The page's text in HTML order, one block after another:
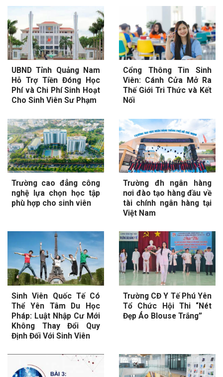
UBND Tỉnh Quảng Nam
Hỗ Trợ Tiền Đóng Học
Phí và Chi Phí Sinh Hoạt
Cho Sinh Viên Sư Phạm
Cổng Thông Tin Sinh
Viên: Cánh Cửa Mở Ra
Thế Giới Tri Thức và Kết
Nối
Trường cao đẳng công
nghệ lựa chọn học tập
phù hợp cho sinh viên
Trường đh ngân hàng
nơi đào tạo hàng đầu về
tài chính ngân hàng tại
Việt Nam
Sinh Viên Quốc Tế Có
Thể Yên Tâm Du Học
Pháp: Luật Nhập Cư Mới
Không Thay Đổi Quy
Định Đối Với Sinh Viên
Trường CĐ Y Tế Phú Yên
Tổ Chức Hội Thi “Nét
Đẹp Áo Blouse Trắng”